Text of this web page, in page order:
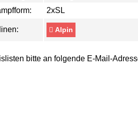
2xSL
Alpin
bitte an folgende E-Mail-